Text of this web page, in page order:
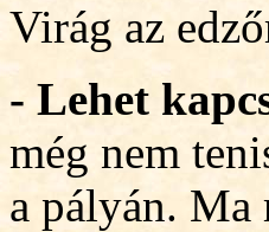
Virág az
- Lehet
még nem
a pályán. Ma